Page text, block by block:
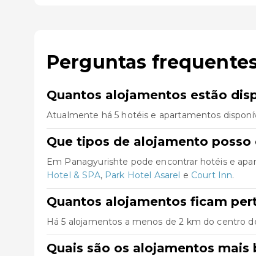
Perguntas
Quantos alojamentos estão
Atualmente há 5 hotéis e apartamentos
Que tipos de alojamento
Em Panagyurishte pode encontrar hotéis e
Hotel & SPA, Park Hotel Asarel e Court Inn.
Quantos alojamentos ficam
Há 5 alojamentos a menos de 2 km do centro
Quais são os alojamentos